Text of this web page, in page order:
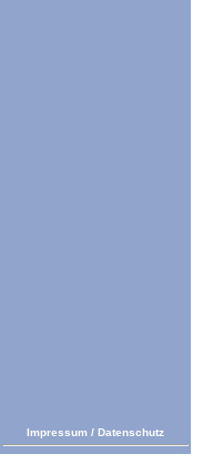
Impressum / Datenschutz